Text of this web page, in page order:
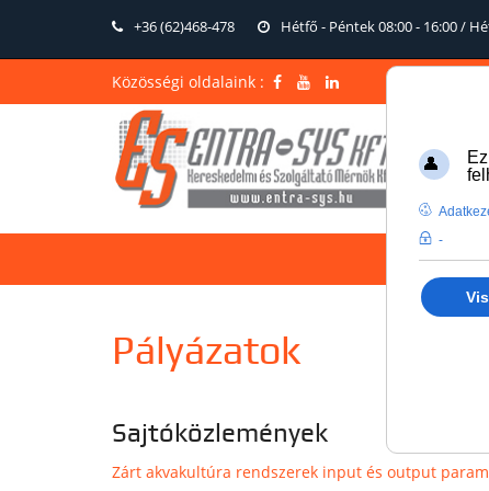
-
+36 (62)468-478 Hétfő - Péntek 08:00 - 16:00 /
Közösségi oldalaink :
Pályázatok
Sajtóközlemények
Zárt akvakultúra rendszerek input és output